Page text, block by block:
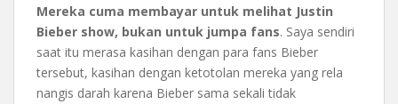
Mereka cuma membayar untuk melihat Justin
Bieber show, bukan untuk jumpa fans. Saya sendiri
saat itu merasa kasihan dengan para fans Bieber
tersebut, kasihan dengan ketotolan mereka yang rela
nangis darah karena Bieber sama sekali tidak